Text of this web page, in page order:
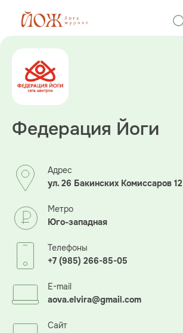
Федерация Йоги
Адрес
ул. 26 Бакинских Комиссаров
Метро
Юго-западная
Телефоны
+7 (985) 266-85-05
E-mail
aova.elvira@gmail.com
Сайт